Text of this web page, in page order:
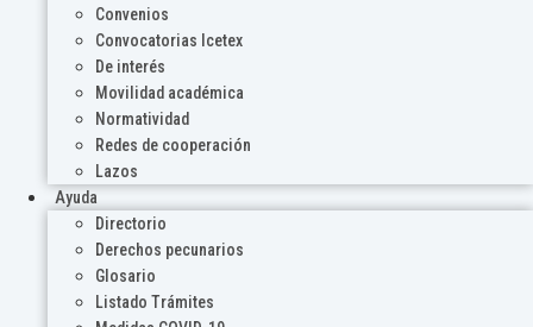
Convenios
Convocatorias Icetex
De interés
Movilidad académica
Normatividad
Redes de cooperación
Lazos
Ayuda
Directorio
Derechos pecunarios
Glosario
Listado Trámites